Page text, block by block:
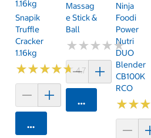
1.16kg
Snapik
Truffle
Cracker
1.16kg
★★★★★
★★★★★4.7 (159)
카트에 담기
Massag
E Stick &
Ball
★★★★★
★★★★★
카트에 담기
Ninja
Foodi
Power
Nutri
DUO
Blender
CB100K
RCO
★★★
★★★